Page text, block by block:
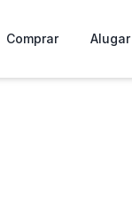
Comprar Alugar